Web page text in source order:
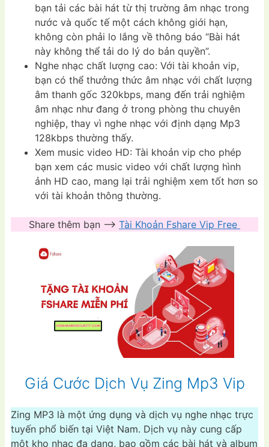
bạn tải các bài hát từ thị trường âm nhạc trong
nước và quốc tế một cách không giới hạn,
không còn phải lo lắng về thông báo “Bài hát
này không thể tải do lý do bản quyền”.
Nghe nhạc chất lượng cao: Với tài khoản vip,
bạn có thể thưởng thức âm nhạc với chất lượng
âm thanh gốc 320kbps, mang đến trải nghiệm
âm nhạc như đang ở trong phòng thu chuyên
nghiệp, thay vì nghe nhạc với định dạng Mp3
128kbps thường thấy.
Xem music video HD: Tài khoản vip cho phép
bạn xem các music video với chất lượng hình
ảnh HD cao, mang lại trải nghiệm xem tốt hơn so
với tài khoản thông thường.
Share thêm bạn –> Tài Khoản Fshare Vip Free
Giá Cước Dịch Vụ Zing Mp3 Vip
Zing MP3 là một ứng dụng và dịch vụ nghe nhạc trực
tuyến phổ biến tại Việt Nam. Dịch vụ này cung cấp
một kho nhạc đa dạng, bao gồm các bài hát và album